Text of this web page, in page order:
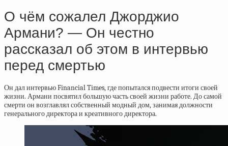
О чём сожалел Джорджио
Армани? — Он честно
рассказал об этом в интервью
перед смертью
Он дал интервью Financial Times, где попытался подвести итоги своей
жизни. Армани посвятил большую часть своей жизни работе. До самой
смерти он возглавлял собственный модный дом, занимая должности
генерального директора и креативного директора.